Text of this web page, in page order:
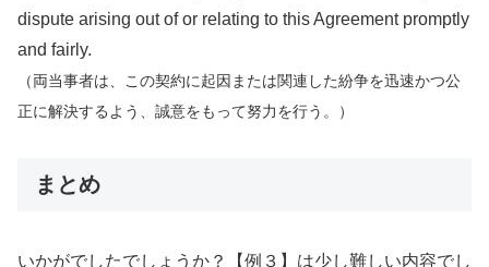
dispute arising out of or relating to this Agreement promptly
and fairly.
（両当事者は、この契約に起因または関連した紛争を迅速かつ公
正に解決するよう、誠意をもって努力を行う。）
まとめ
いかがでしたでしょうか？【例３】は少し難しい内容でし